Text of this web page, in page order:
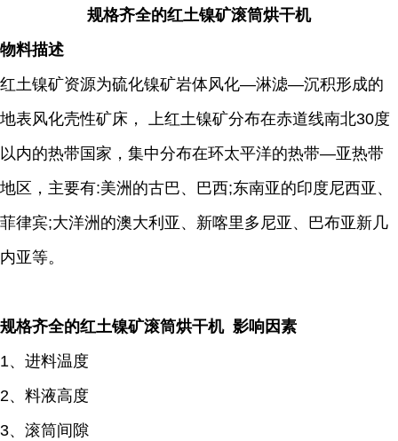
规格齐全的红土镍矿滚筒烘干机
物料描述
红土镍矿资源为硫化镍矿岩体风化―淋滤―沉积形成的
地表风化壳性矿床， 上红土镍矿分布在赤道线南北30度
以内的热带国家，集中分布在环太平洋的热带―亚热带
地区，主要有:美洲的古巴、巴西;东南亚的印度尼西亚、
菲律宾;大洋洲的澳大利亚、新喀里多尼亚、巴布亚新几
内亚等。
规格齐全的红土镍矿滚筒烘干机 影响因素
1、进料温度
2、料液高度
3、滚筒间隙